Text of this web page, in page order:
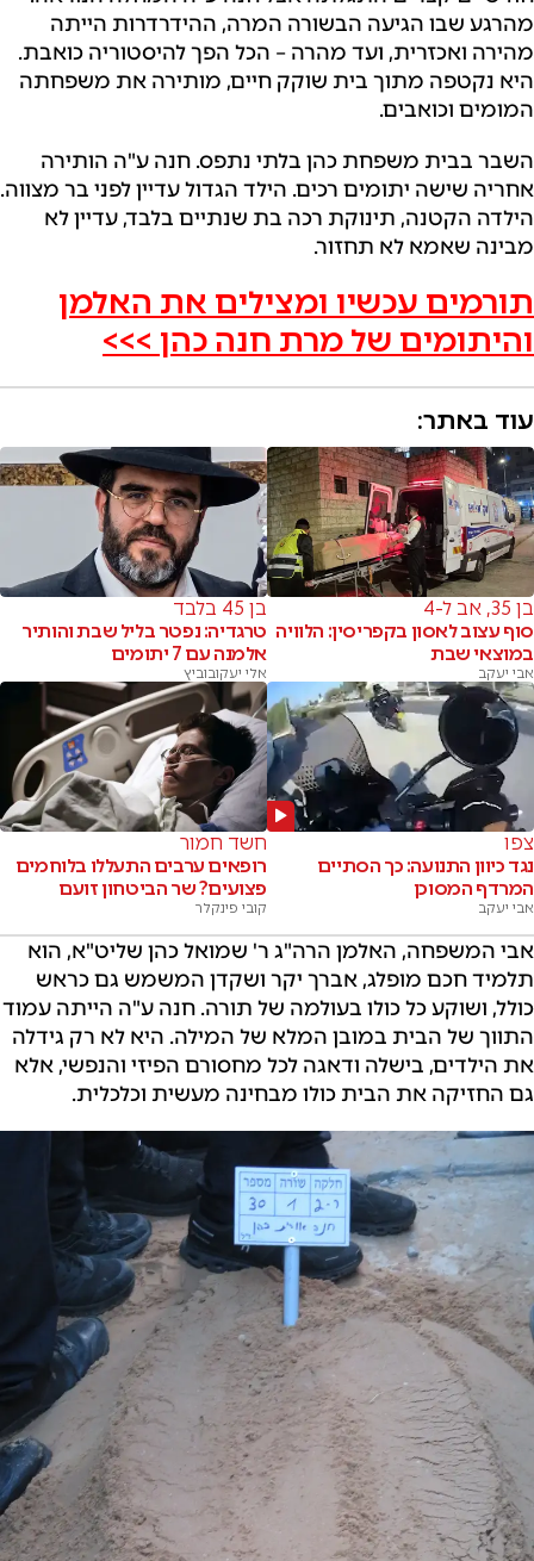
מהרגע שבו הגיעה הבשורה המרה, ההידרדרות הייתה
מהירה ואכזרית, ועד מהרה – הכל הפך להיסטוריה כואבת.
היא נקטפה מתוך בית שוקק חיים, מותירה את משפחתה
המומים וכואבים.
השבר בבית משפחת כהן בלתי נתפס. חנה ע"ה הותירה
אחריה שישה יתומים רכים. הילד הגדול עדיין לפני בר מצווה.
הילדה הקטנה, תינוקת רכה בת שנתיים בלבד, עדיין לא
מבינה שאמא לא תחזור.
תורמים עכשיו ומצילים את האלמן
והיתומים של מרת חנה כהן >>>
עוד באתר:
בן 35, אב ל-4
סוף עצוב לאסון בקפריסין: הלוויה
במוצאי שבת
אבי יעקב
בן 45 בלבד
טרגדיה: נפטר בליל שבת והותיר
אלמנה עם 7 יתומים
אלי יעקובוביץ
צפו
נגד כיוון התנועה: כך הסתיים
המרדף המסוכן
אבי יעקב
חשד חמור
רופאים ערבים התעללו בלוחמים
פצועים? שר הביטחון זועם
קובי פינקלר
אבי המשפחה, האלמן הרה"ג ר' שמואל כהן שליט"א, הוא
תלמיד חכם מופלג, אברך יקר ושקדן המשמש גם כראש
כולל, ושוקע כל כולו בעולמה של תורה. חנה ע"ה הייתה עמוד
התווך של הבית במובן המלא של המילה. היא לא רק גידלה
את הילדים, בישלה ודאגה לכל מחסורם הפיזי והנפשי, אלא
גם החזיקה את הבית כולו מבחינה מעשית וכלכלית.